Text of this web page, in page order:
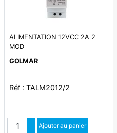
ALIMENTATION 12VCC 2A 2
MOD
GOLMAR
Réf : TALM2012/2
QuantitéAugmenter quantité
Diminuer quantité
Ajouter au panier